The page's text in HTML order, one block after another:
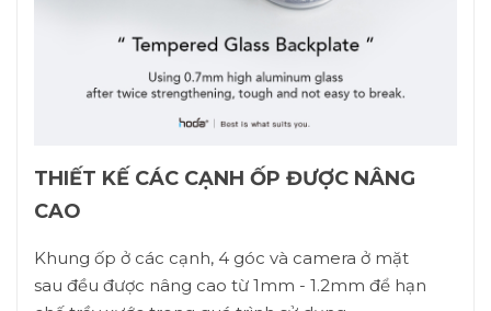
THIẾT KẾ CÁC CẠNH ỐP ĐƯỢC NÂNG
CAO
Khung ốp ở các cạnh, 4 góc và camera ở mặt
sau đều được nâng cao từ 1mm - 1.2mm để hạn